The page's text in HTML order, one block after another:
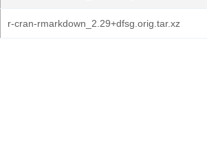
r-cran-rmarkdown_2.29+dfsg.orig.tar.xz